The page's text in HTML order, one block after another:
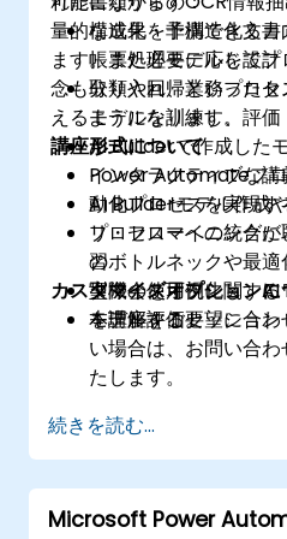
量的な成果を予測できる
ます。また必要に応じて
念も取り入れ、業務プロ
えるようになります。
構造化・非構造化文
帳票処理モデルを設
分類や回帰といった
モデルを訓練し、評価
AI Builderで作成した
Power Automateフロ
動化プロセスを実現す
プロセスマイニング
のボトルネックや最
型機会を可視化し、
を理解する。
講座形式について
インタラクティブな
AI Builderモデル作
リ・フローへの統合
習
実際の使用例に関す
モデル評価セッション
カスタマイズオプション
本講座をご要望に合
い場合は、お問い合
たします。
続きを読む...
Microsoft Power